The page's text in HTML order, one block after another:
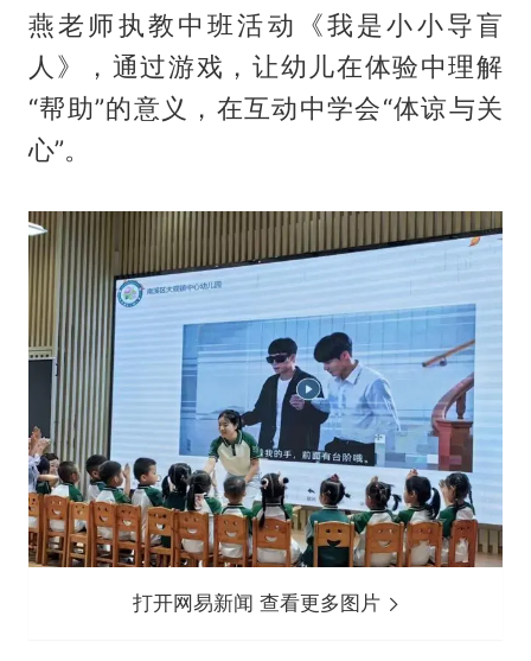
燕老师执教中班活动《我是小小导盲
人》，通过游戏，让幼儿在体验中理解
“帮助”的意义，在互动中学会“体谅与关
心”。
打开网易新闻 查看更多图片